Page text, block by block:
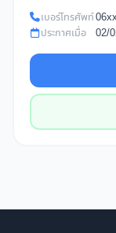
เบอร์โทรศัพท์
ประกาศเมื่อ
02/